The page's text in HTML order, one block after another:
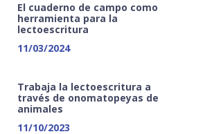
El cuaderno de campo como
herramienta para la
lectoescritura
11/03/2024
Trabaja la lectoescritura a
través de onomatopeyas de
animales
11/10/2023